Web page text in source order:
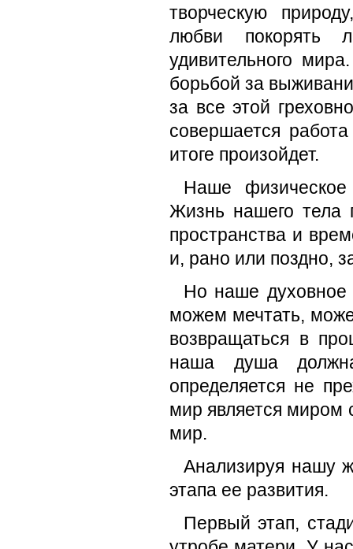
творческую
любви покорять
удивительного
борьбой за
за все этой
совершается
итоге произойдет.
Наше
Жизнь нашего тела
пространства и
и, рано или поздно,
Но наше
можем мечтать,
возвращаться в
наша душа
определяется не
мир является миром
мир.
Анализируя нашу
этапа ее развития.
Первый этап,